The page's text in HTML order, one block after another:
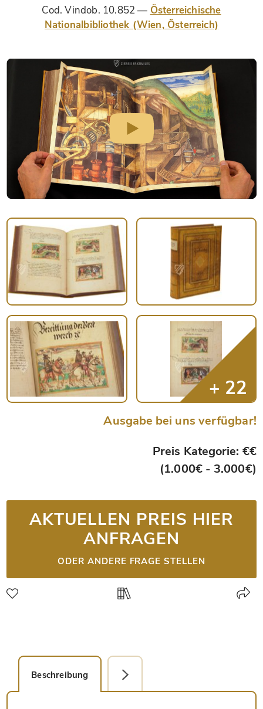
Cod. Vindob. 10.852
Österreichische
Nationalbibliothek (Wien, Österreich)
Ausgabe bei uns verfügbar!
Preis Kategorie: €€
(1.000€ - 3.000€)
AKTUELLEN PREIS HIER
ANFRAGEN
ODER ANDERE FRAGE STELLEN
Beschreibung Detailbild